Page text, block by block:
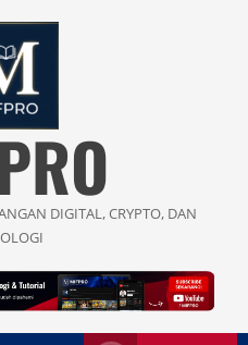
DIGITAL, CRYPTO, DAN